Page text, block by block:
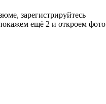
зарегистрируйтесь
ещё 2 и откроем фото